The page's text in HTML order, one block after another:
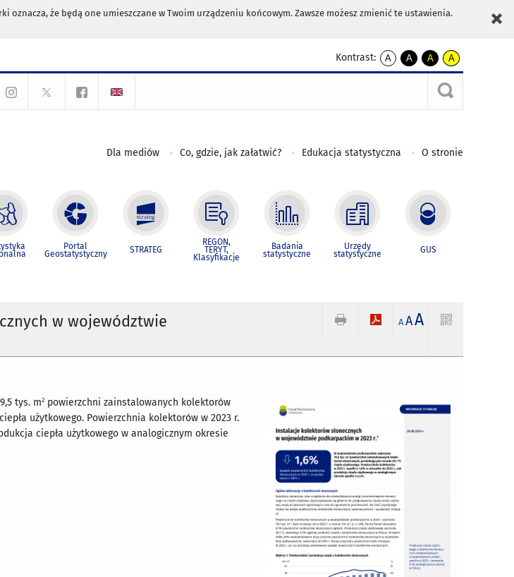
oznacza, że będą one umieszczane w Twoim urządzeniu końcowym. Zawsze możesz zmienić te ustawienia.
Kontrast:
A
kontrast
A
kontrast
czarnym
A
kontrast
żółty
tekst
czarnym
A
kontrast
czarny
tekst
żółtym
Dla mediów Co, gdzie, jak załatwić? Edukacja statystyczna O stronie
Portal
Geostatystyczny STRATEG
REGON,
TERYT,
Klasyfikacje
Badania
statystyczne
Urzędy
statystyczne GUS
w województwie
A AA
tys. m2 powierzchni zainstalowanych kolektorów
użytkowego. Powierzchnia kolektorów w 2023 r.
ciepła użytkowego w analogicznym okresie